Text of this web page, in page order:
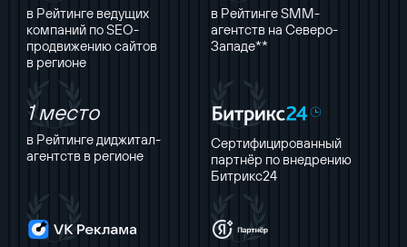
в Рейтинге ведущих
компаний по SEO-
продвижению сайтов
в регионе
в Рейтинге SMM-
агентств на Северо-
Западе**
1 место
в Рейтинге диджитал-
агентств в регионе
Сертифицированный
партнёр по внедрению
Битрикс24